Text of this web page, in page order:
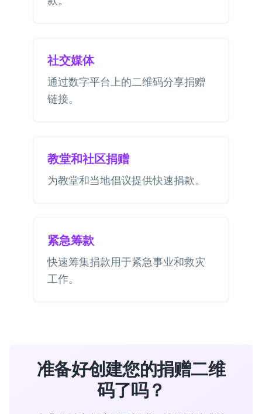
社交媒体
通过数字平台上的二维码分享捐赠
链接。
教堂和社区捐赠
为教堂和当地倡议提供快速捐款。
紧急筹款
快速筹集捐款用于紧急事业和救灾
工作。
准备好创建您的捐赠二维
码了吗？